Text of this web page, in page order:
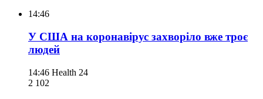
14:46
У США на коронавірус захворіло вже троє
людей
14:46 Health 24
2 102